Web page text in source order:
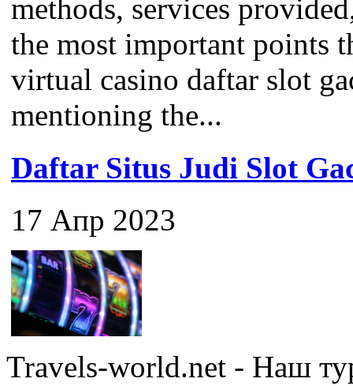
methods, services
the most important points
virtual casino daftar slot
mentioning the...
Daftar Situs Judi Slot
17 Апр 2023
Travels-world.net - Наш